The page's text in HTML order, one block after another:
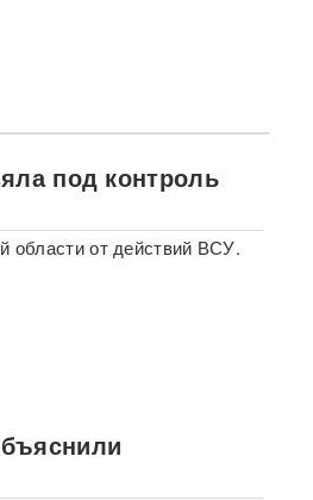
под контроль
области от действий ВСУ.